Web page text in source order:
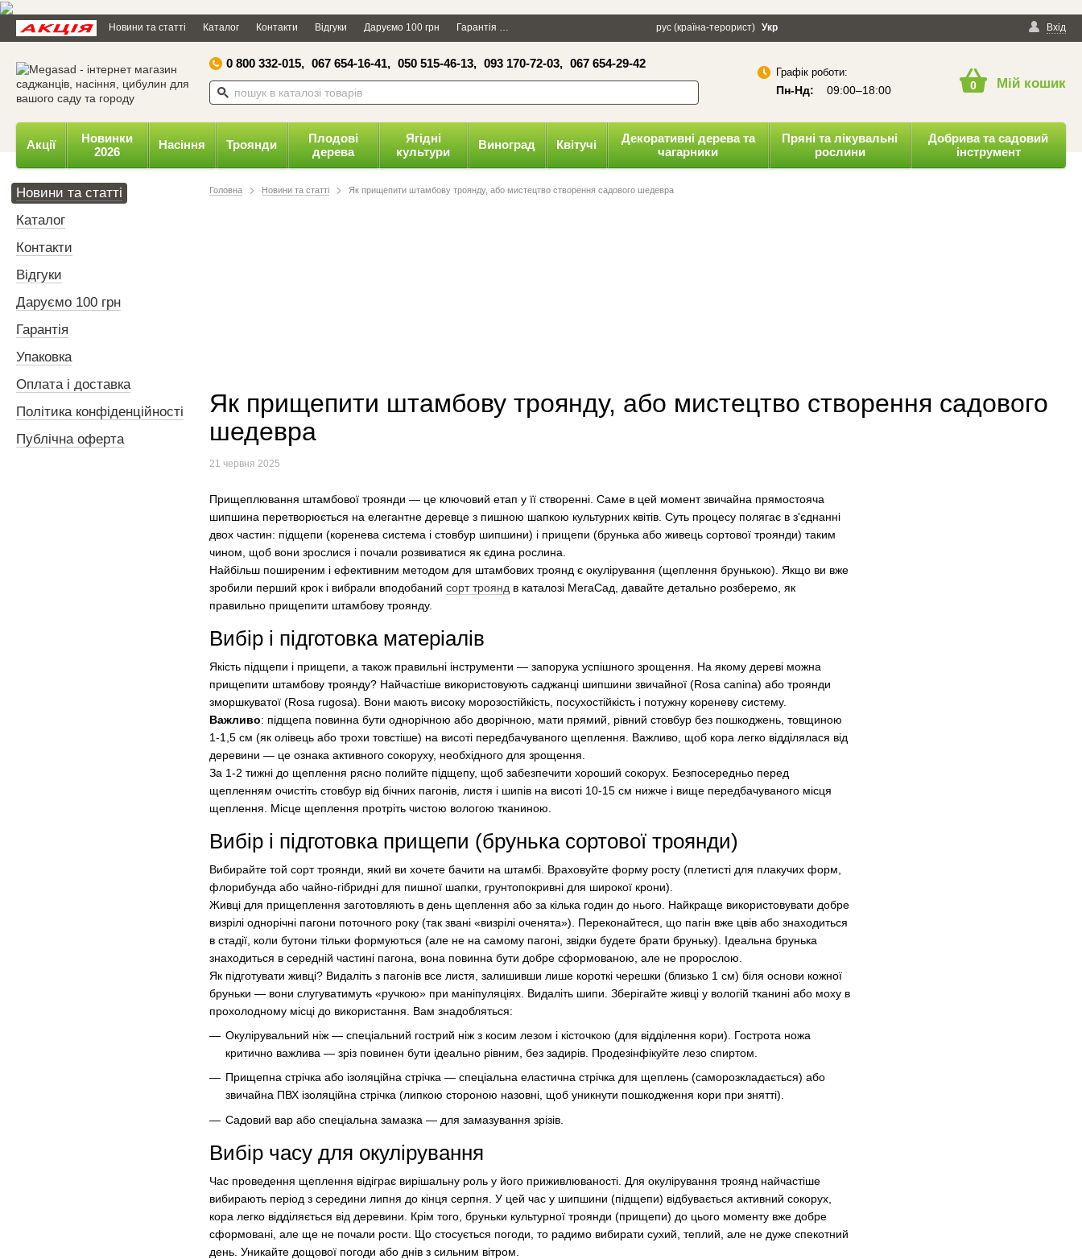
Дозвольте сайту megasad.net
відправляти вам сповіщення на
робочий стіл.
Powered by SendPulse Заборонити Дозволити
×
Новини та статті Каталог Контакти Відгуки Даруємо 100 грн Гарантія Політика конфіденційності Вхід
рус (країна-терорист) Укр
0 800 332-015, 067 654-16-41, 050 515-46-13, 093 170-72-03, 067 654-29-42
Графік роботи:
Пн-Нд: 09:00–18:00 0 Мій кошик
Акції
Новинки
2026
Насіння Троянди
Плодові
дерева
Ягідні
культури
Виноград Квітучі
Декоративні дерева та
чагарники
Пряні та лікувальні
рослини
Добрива та садовий
інструмент
Головна Новини та статті Як прищепити штамбову троянду, або мистецтво створення садового шедевра
Як прищепити штамбову троянду, або мистецтво створення садового
шедевра
21 червня 2025
Прищеплювання штамбової троянди — це ключовий етап у її створенні. Саме в цей момент звичайна прямостояча
шипшина перетворюється на елегантне деревце з пишною шапкою культурних квітів. Суть процесу полягає в з'єднанні
двох частин: підщепи (коренева система і стовбур шипшини) і прищепи (брунька або живець сортової троянди) таким
чином, щоб вони зрослися і почали розвиватися як єдина рослина.
Найбільш поширеним і ефективним методом для штамбових троянд є окулірування (щеплення брунькою). Якщо ви вже
зробили перший крок і вибрали вподобаний сорт троянд в каталозі МегаСад, давайте детально розберемо, як
правильно прищепити штамбову троянду.
Вибір і підготовка матеріалів
Якість підщепи і прищепи, а також правильні інструменти — запорука успішного зрощення. На якому дереві можна
прищепити штамбову троянду? Найчастіше використовують саджанці шипшини звичайної (Rosa canina) або троянди
зморшкуватої (Rosa rugosa). Вони мають високу морозостійкість, посухостійкість і потужну кореневу систему.
Важливо: підщепа повинна бути однорічною або дворічною, мати прямий, рівний стовбур без пошкоджень, товщиною
1-1,5 см (як олівець або трохи товстіше) на висоті передбачуваного щеплення. Важливо, щоб кора легко відділялася від
деревини — це ознака активного сокоруху, необхідного для зрощення.
За 1-2 тижні до щеплення рясно полийте підщепу, щоб забезпечити хороший сокорух. Безпосередньо перед
щепленням очистіть стовбур від бічних пагонів, листя і шипів на висоті 10-15 см нижче і вище передбачуваного місця
щеплення. Місце щеплення протріть чистою вологою тканиною.
Вибір і підготовка прищепи (брунька сортової троянди)
Вибирайте той сорт троянди, який ви хочете бачити на штамбі. Враховуйте форму росту (плетисті для плакучих форм,
флорибунда або чайно-гібридні для пишної шапки, грунтопокривні для широкої крони).
Живці для прищеплення заготовляють в день щеплення або за кілька годин до нього. Найкраще використовувати добре
визрілі однорічні пагони поточного року (так звані «визрілі оченята»). Переконайтеся, що пагін вже цвів або знаходиться
в стадії, коли бутони тільки формуються (але не на самому пагоні, звідки будете брати бруньку). Ідеальна брунька
знаходиться в середній частині пагона, вона повинна бути добре сформованою, але не пророслою.
Як підготувати живці? Видаліть з пагонів все листя, залишивши лише короткі черешки (близько 1 см) біля основи кожної
бруньки — вони слугуватимуть «ручкою» при маніпуляціях. Видаліть шипи. Зберігайте живці у вологій тканині або моху в
прохолодному місці до використання. Вам знадобляться:
Окулірувальний ніж — спеціальний гострий ніж з косим лезом і кісточкою (для відділення кори). Гострота ножа
критично важлива — зріз повинен бути ідеально рівним, без задирів. Продезінфікуйте лезо спиртом.
Прищепна стрічка або ізоляційна стрічка — спеціальна еластична стрічка для щеплень (саморозкладається) або
звичайна ПВХ ізоляційна стрічка (липкою стороною назовні, щоб уникнути пошкодження кори при знятті).
Садовий вар або спеціальна замазка — для замазування зрізів.
Вибір часу для окулірування
Час проведення щеплення відіграє вирішальну роль у його приживлюваності. Для окулірування троянд найчастіше
вибирають період з середини липня до кінця серпня. У цей час у шипшини (підщепи) відбувається активний сокорух,
кора легко відділяється від деревини. Крім того, бруньки культурної троянди (прищепи) до цього моменту вже добре
сформовані, але ще не почали рости. Що стосується погоди, то радимо вибирати сухий, теплий, але не дуже спекотний
день. Уникайте дощової погоди або днів з сильним вітром.
Новини та статті
Каталог
Контакти
Відгуки
Даруємо 100 грн
Гарантія
Упаковка
Оплата і доставка
Політика конфіденційності
Публічна оферта